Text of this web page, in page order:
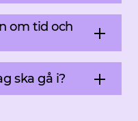
om tid och
ska gå i?